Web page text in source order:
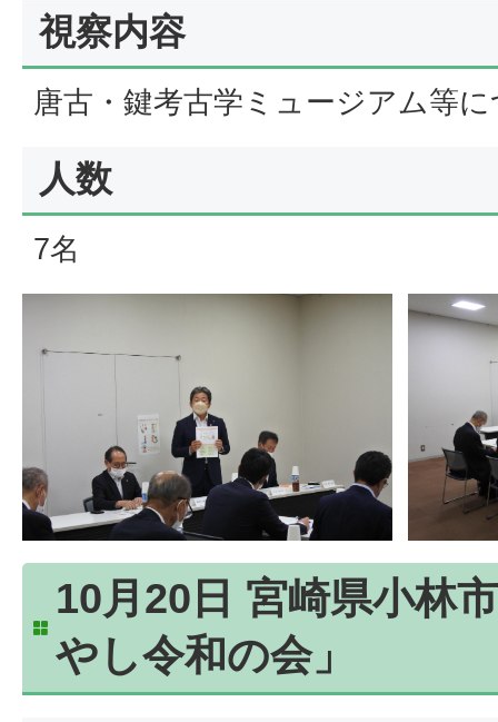
視察内容
唐古・鍵考古学ミュージアム等
人数
7名
10月20日 宮崎県小林
やし令和の会」